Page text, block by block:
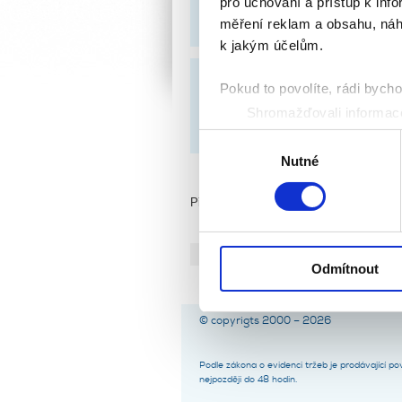
měření reklam a obsahu,
k jakým účelům.
Pokud to povolíte, rádi
Shromažďovali
Identifikovali vaše
Zjistěte více o tom, jak
tyto údaje mohou
Nutné
Odmítnout
7. srpna 2026 od 9:00 hod
KDE?
Přihlásit se můžete TADY.
© copyrigts 2000 – 2026
Podle zákona o evidenci tržeb je prodávající
nejpozději do 48 hodin.